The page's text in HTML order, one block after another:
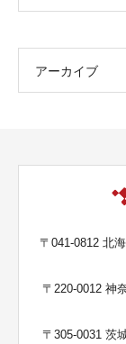
アーカイブ
〒041-0812 北
〒220-0012 神
〒305-0031 茨